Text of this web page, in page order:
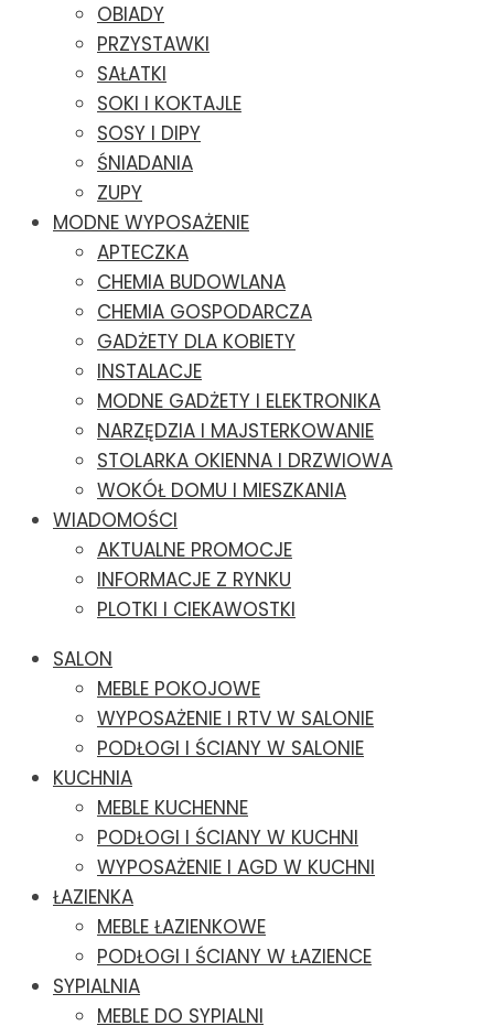
OBIADY
PRZYSTAWKI
SAŁATKI
SOKI I KOKTAJLE
SOSY I DIPY
ŚNIADANIA
ZUPY
MODNE WYPOSAŻENIE
APTECZKA
CHEMIA BUDOWLANA
CHEMIA GOSPODARCZA
GADŻETY DLA KOBIETY
INSTALACJE
MODNE GADŻETY I ELEKTRONIKA
NARZĘDZIA I MAJSTERKOWANIE
STOLARKA OKIENNA I DRZWIOWA
WOKÓŁ DOMU I MIESZKANIA
WIADOMOŚCI
AKTUALNE PROMOCJE
INFORMACJE Z RYNKU
PLOTKI I CIEKAWOSTKI
SALON
MEBLE POKOJOWE
WYPOSAŻENIE I RTV W SALONIE
PODŁOGI I ŚCIANY W SALONIE
KUCHNIA
MEBLE KUCHENNE
PODŁOGI I ŚCIANY W KUCHNI
WYPOSAŻENIE I AGD W KUCHNI
ŁAZIENKA
MEBLE ŁAZIENKOWE
PODŁOGI I ŚCIANY W ŁAZIENCE
SYPIALNIA
MEBLE DO SYPIALNI